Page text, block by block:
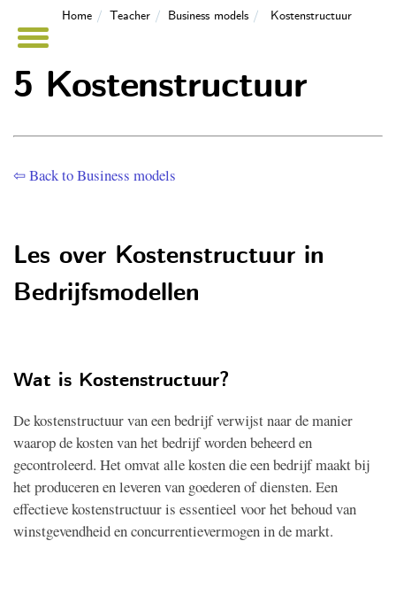
Home Teacher Business models Kostenstructuur
5 Kostenstructuur
⇦ Back to Business models
Les over Kostenstructuur in
Bedrijfsmodellen
Wat is Kostenstructuur?
De kostenstructuur van een bedrijf verwijst naar de manier
waarop de kosten van het bedrijf worden beheerd en
gecontroleerd. Het omvat alle kosten die een bedrijf maakt bij
het produceren en leveren van goederen of diensten. Een
effectieve kostenstructuur is essentieel voor het behoud van
winstgevendheid en concurrentievermogen in de markt.